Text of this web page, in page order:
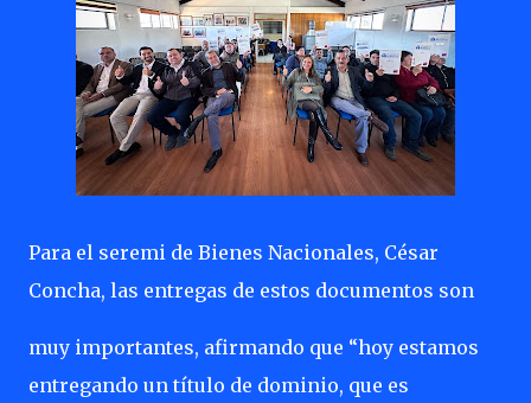
Para el seremi de Bienes Nacionales, César
Concha, las entregas de estos documentos son
muy importantes, afirmando que “hoy estamos
entregando un título de dominio, que es